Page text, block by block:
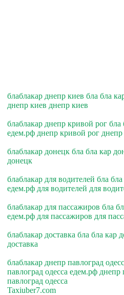
блаблакар днепр киев бла бла
днепр киев днепр киев
блаблакар днепр кривой рог
едем.рф днепр кривой рог
блаблакар донецк бла бла кар
донецк
блаблакар для водителей бла
едем.рф для водителей для
блаблакар для пассажиров бла
едем.рф для пассажиров для
блаблакар доставка бла бла кар
доставка
блаблакар днепр павлоград
павлоград одесса едем.рф днепр
павлоград одесса
Taxiuber7.com